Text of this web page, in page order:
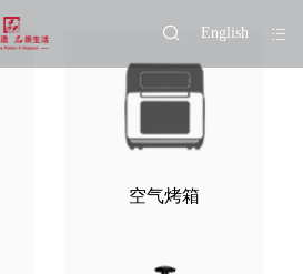
English
空气烤箱